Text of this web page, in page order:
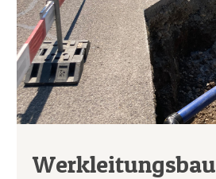
Werkleitungsbau